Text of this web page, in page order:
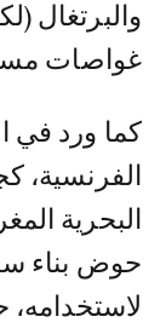
والبرتغال
غواصات
الفرنسية،
البحرية
حوض بناء